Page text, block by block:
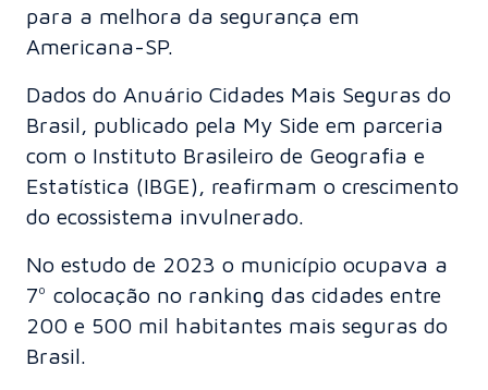
para a melhora da segurança em
Americana-SP.
Dados do Anuário Cidades Mais Seguras do
Brasil, publicado pela My Side em parceria
com o Instituto Brasileiro de Geografia e
Estatística (IBGE), reafirmam o crescimento
do ecossistema invulnerado.
No estudo de 2023 o município ocupava a
7º colocação no ranking das cidades entre
200 e 500 mil habitantes mais seguras do
Brasil.